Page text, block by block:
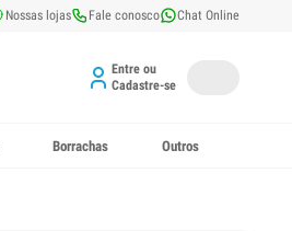
Nossas lojas Fale conosco Chat Online
Entre ou
Cadastre-se
Borrachas Outros